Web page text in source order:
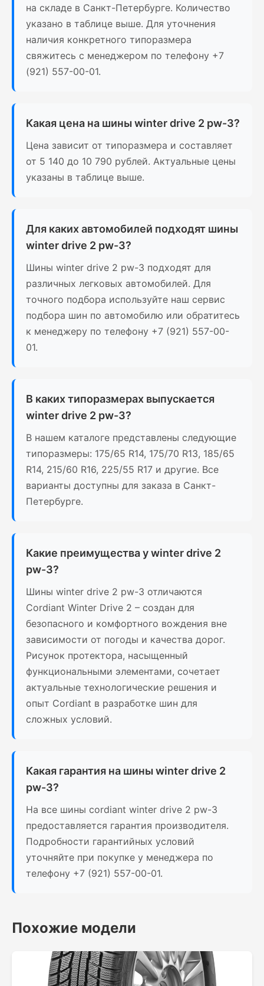
на складе в Санкт-Петербурге. Количество
указано в таблице выше. Для уточнения
наличия конкретного типоразмера
свяжитесь с менеджером по телефону +7
(921) 557-00-01.
Какая цена на шины winter drive 2 pw-3?
Цена зависит от типоразмера и составляет
от 5 140 до 10 790 рублей. Актуальные цены
указаны в таблице выше.
Для каких автомобилей подходят шины
winter drive 2 pw-3?
Шины winter drive 2 pw-3 подходят для
различных легковых автомобилей. Для
точного подбора используйте наш сервис
подбора шин по автомобилю или обратитесь
к менеджеру по телефону +7 (921) 557-00-
01.
В каких типоразмерах выпускается
winter drive 2 pw-3?
В нашем каталоге представлены следующие
типоразмеры: 175/65 R14, 175/70 R13, 185/65
R14, 215/60 R16, 225/55 R17 и другие. Все
варианты доступны для заказа в Санкт-
Петербурге.
Какие преимущества у winter drive 2
pw-3?
Шины winter drive 2 pw-3 отличаются
Cordiant Winter Drive 2 – создан для
безопасного и комфортного вождения вне
зависимости от погоды и качества дорог.
Рисунок протектора, насыщенный
функциональными элементами, сочетает
актуальные технологические решения и
опыт Cordiant в разработке шин для
сложных условий.
Какая гарантия на шины winter drive 2
pw-3?
На все шины cordiant winter drive 2 pw-3
предоставляется гарантия производителя.
Подробности гарантийных условий
уточняйте при покупке у менеджера по
телефону +7 (921) 557-00-01.
Похожие модели